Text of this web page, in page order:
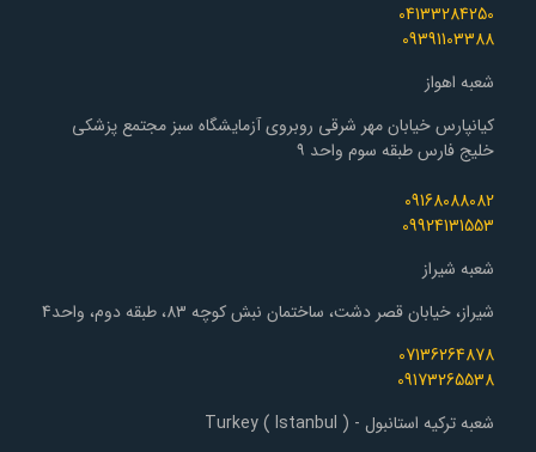
04133284250
09391103388
شعبه اهواز
کیانپارس خیابان مهر شرقی روبروی آزمایشگاه سبز مجتمع پزشکی
خلیج فارس طبقه سوم واحد ۹
09168088082
09924131553
شعبه شیراز
شیراز، خیابان قصر دشت، ساختمان نبش کوچه 83، طبقه دوم، واحد4
07136264878
09173265538
شعبه ترکیه استانبول - Turkey ( Istanbul )